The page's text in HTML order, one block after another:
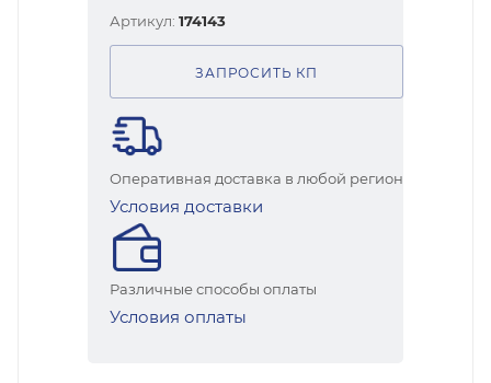
Артикул: 174143
ЗАПРОСИТЬ КП
Оперативная доставка в любой регион
Условия доставки
Различные способы оплаты
Условия оплаты